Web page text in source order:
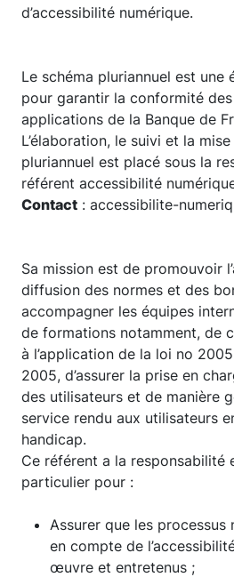
d’accessibilité numérique.
Le schéma pluriannuel est une
pour garantir la conformité
applications de la Banque de
L’élaboration, le suivi et la
pluriannuel est placé sous la
référent accessibilité
Contact : accessibilite-
Sa mission est de promouvoir
diffusion des normes et des
accompagner les équipes
de formations notamment, de
à l’application de la loi no
2005, d’assurer la prise en
des utilisateurs et de manière
service rendu aux utilisateurs
handicap.
Ce référent a la responsabilité
particulier pour :
Assurer que les processus
en compte de
œuvre et entretenus ;